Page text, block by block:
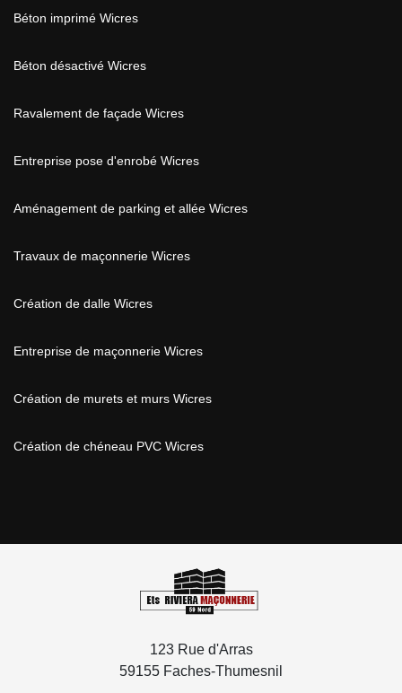
Béton imprimé Wicres
Béton désactivé Wicres
Ravalement de façade Wicres
Entreprise pose d'enrobé Wicres
Aménagement de parking et allée Wicres
Travaux de maçonnerie Wicres
Création de dalle Wicres
Entreprise de maçonnerie Wicres
Création de murets et murs Wicres
Création de chéneau PVC Wicres
123 Rue d'Arras
59155 Faches-Thumesnil